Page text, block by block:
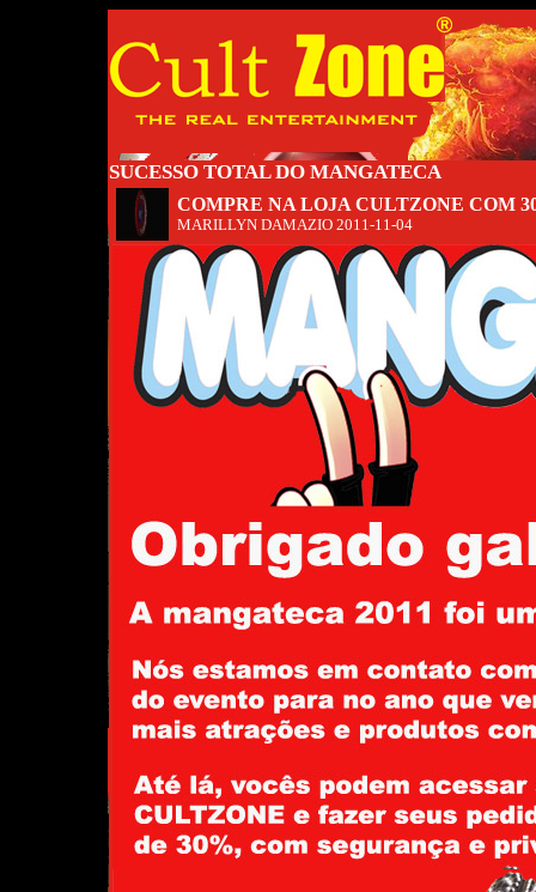
SUCESSO TOTAL DO MANGATECA
COMPRE NA LOJA CULTZONE COM
MARILLYN DAMAZIO 2011-11-04